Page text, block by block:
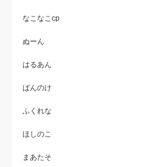
なこなこcp
ぬーん
はるあん
ばんのけ
ふくれな
ほしのこ
まあたそ